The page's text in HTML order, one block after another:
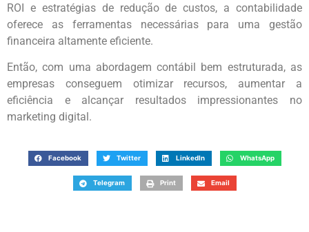
ROI e estratégias de redução de custos, a contabilidade
oferece as ferramentas necessárias para uma gestão
financeira altamente eficiente.
Então, com uma abordagem contábil bem estruturada, as
empresas conseguem otimizar recursos, aumentar a
eficiência e alcançar resultados impressionantes no
marketing digital.
Facebook Twitter LinkedIn WhatsApp
Telegram Print Email